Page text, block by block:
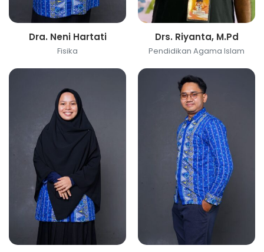
Dra. Neni Hartati
Fisika
Drs. Riyanta, M.Pd
Pendidikan Agama Islam